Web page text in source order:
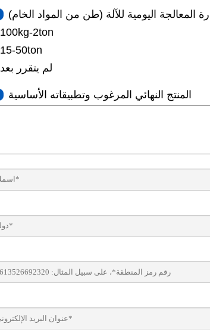
المعالجة اليومية للآلة (طن من المواد الخام)
100kg-2ton
15-50ton
لم يتقرر بعد
المنتج النهائي المرغوب وتطبيقاته الأساسية